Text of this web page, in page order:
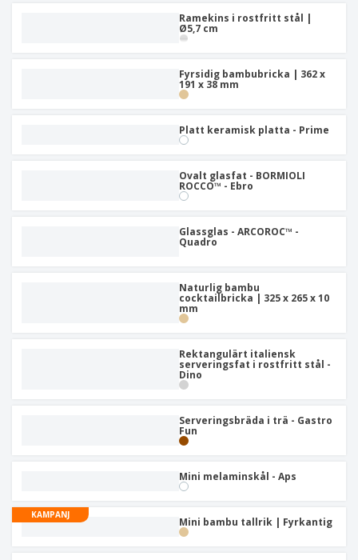
Ramekins i rostfritt stål |
Ø5,7 cm
Fyrsidig bambubricka | 362 x
191 x 38 mm
Platt keramisk platta - Prime
Ovalt glasfat - BORMIOLI
ROCCO™ - Ebro
Glassglas - ARCOROC™ -
Quadro
Naturlig bambu
cocktailbricka | 325 x 265 x 10
mm
Rektangulärt italiensk
serveringsfat i rostfritt stål -
Dino
Serveringsbräda i trä - Gastro
Fun
Mini melaminskål - Aps
KAMPANJ
Mini bambu tallrik | Fyrkantig